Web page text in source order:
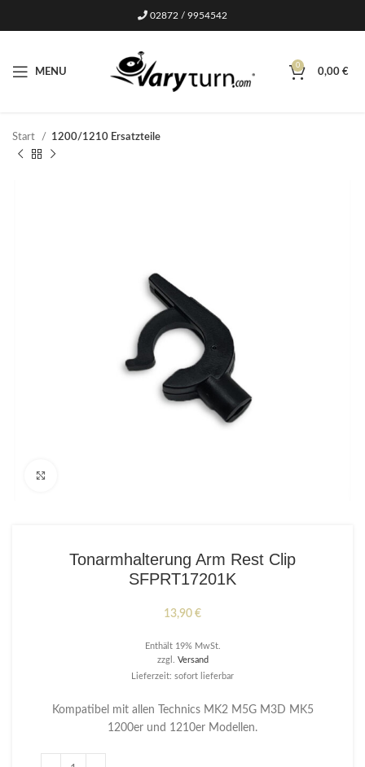
02872 / 9954542
MENU
0
0,00 €
Start 1200/1210 Ersatzteile
Tonarmhalterung Arm Rest Clip
SFPRT17201K
13,90 €
Enthält 19% MwSt.
zzgl. Versand
Lieferzeit: sofort lieferbar
Kompatibel mit allen Technics MK2 M5G M3D MK5
1200er und 1210er Modellen.